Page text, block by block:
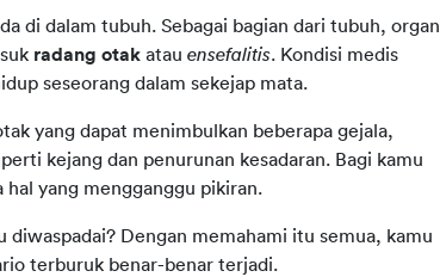
di dalam tubuh. Sebagai bagian dari tubuh, organ
radang otak atau ensefalitis. Kondisi medis
seseorang dalam sekejap mata.
yang dapat menimbulkan beberapa gejala,
kejang dan penurunan kesadaran. Bagi kamu
yang mengganggu pikiran.
diwaspadai? Dengan memahami itu semua, kamu
terburuk benar-benar terjadi.